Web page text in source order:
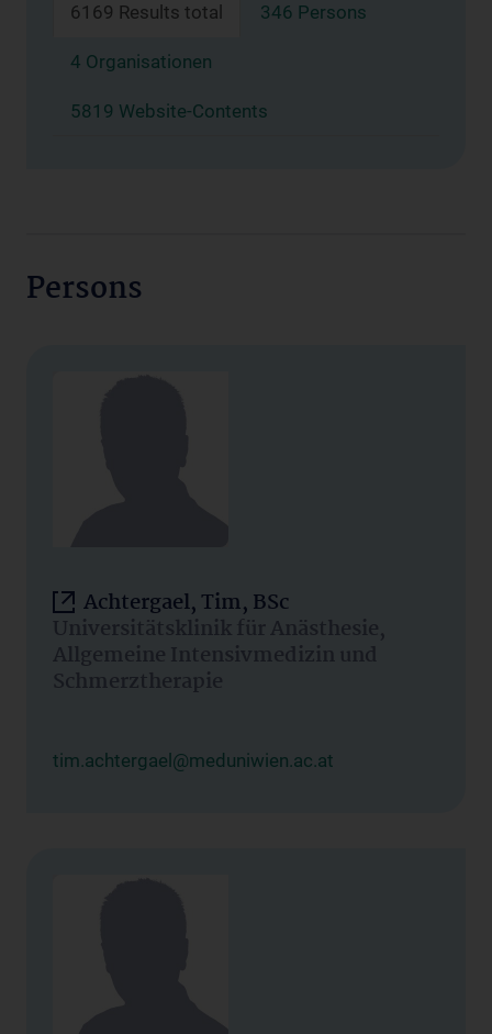
6169 Results total 346 Persons
4 Organisationen
5819 Website-Contents
Persons
Achtergael, Tim, BSc
Universitätsklinik für Anästhesie,
Allgemeine Intensivmedizin und
Schmerztherapie
tim.achtergael@meduniwien.ac.at